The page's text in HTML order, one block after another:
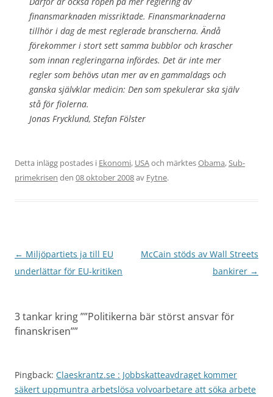
finansmarknaden missriktade. Finansmarknaderna
tillhör i dag de mest reglerade branscherna. Ändå
förekommer i stort sett samma bubblor och krascher
som innan regleringarna infördes. Det är inte mer
regler som behövs utan mer av en gammaldags och
ganska självklar medicin: Den som spekulerar ska själv
stå för fiolerna.
Jonas Frycklund, Stefan Fölster
Detta inlägg postades i Ekonomi, USAoch märktesObama, Sub-
primekrisen den 08 oktober 2008av Fytne.
Inläggsnavigering
← Miljöpartiets ja till EU
underlättar för EU-kritiken
McCain stöds av Wall Streets
bankirer →
3 tankar kring ””Politikerna bär störst ansvar för
finanskrisen””
Pingback: Claeskrantz.se : Jobbskatteavdraget kommer
säkert uppmuntra arbetslösa volvoarbetare att söka arbete